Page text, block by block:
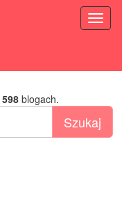
598blogach.